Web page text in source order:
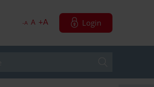
-A A +A Login